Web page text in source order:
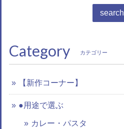
search
Category カテゴリー
【新作コーナー】
●用途で選ぶ
カレー・パスタ